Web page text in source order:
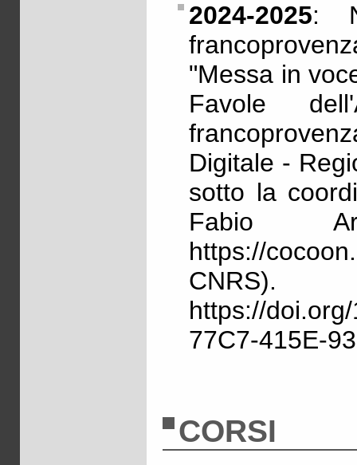
2024-2025:
"Messa in
Favole
Digitale -
sotto la
Fabio
https://
CNRS).
https://
77C7-415E-
CORSI